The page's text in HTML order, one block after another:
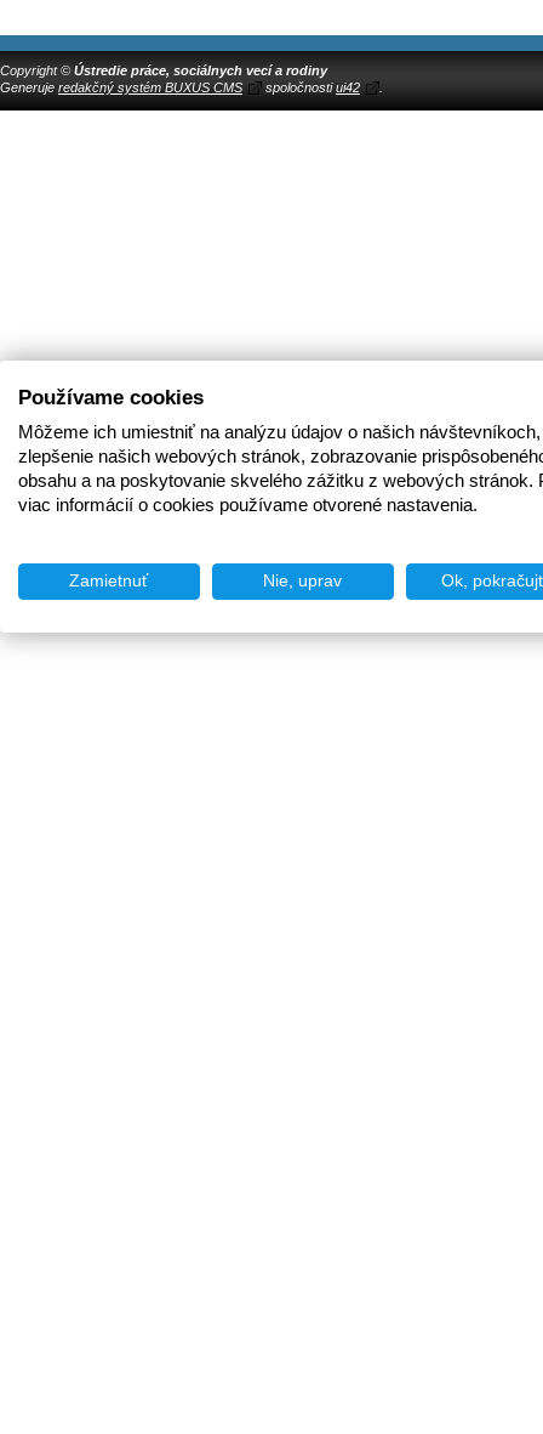
Copyright © Ústredie práce, sociálnych vecí a rodiny
Generuje redakčný systém BUXUS CMS spoločnostiui42
Používame cookies
Môžeme ich umiestniť na analýzu údajov o našich
zlepšenie našich webových stránok, zobrazovanie
obsahu a na poskytovanie skvelého zážitku z webových stránok.
viac informácií o cookies používame otvorené nastavenia.
Zamietnuť Nie, uprav Ok,